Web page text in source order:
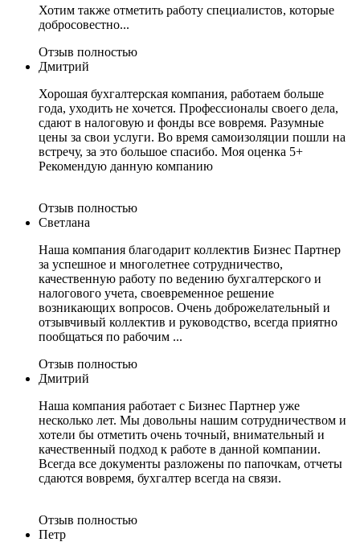
Хотим также отметить работу специалистов, которые
добросовестно...
Отзыв полностью
Дмитрий
Хорошая бухгалтерская компания, работаем больше
года, уходить не хочется. Профессионалы своего дела,
сдают в налоговую и фонды все вовремя. Разумные
цены за свои услуги. Во время самоизоляции пошли на
встречу, за это большое спасибо. Моя оценка 5+
Рекомендую данную компанию
Отзыв полностью
Светлана
Наша компания благодарит коллектив Бизнес Партнер
за успешное и многолетнее сотрудничество,
качественную работу по ведению бухгалтерского и
налогового учета, своевременное решение
возникающих вопросов. Очень доброжелательный и
отзывчивый коллектив и руководство, всегда приятно
пообщаться по рабочим ...
Отзыв полностью
Дмитрий
Наша компания работает с Бизнес Партнер уже
несколько лет. Мы довольны нашим сотрудничеством и
хотели бы отметить очень точный, внимательный и
качественный подход к работе в данной компании.
Всегда все документы разложены по папочкам, отчеты
сдаются вовремя, бухгалтер всегда на связи.
Отзыв полностью
Петр